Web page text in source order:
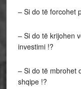
– Si do të forcohet
– Si do të krijohen
investimi !?
– Si do të mbrohet
shqipe !?